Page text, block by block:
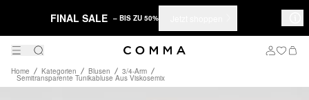
FINAL SALE – BIS ZU 50%
Home Kategorien Blusen 3/4-Arm
Semitransparente Tunikabluse Aus Viskosemix